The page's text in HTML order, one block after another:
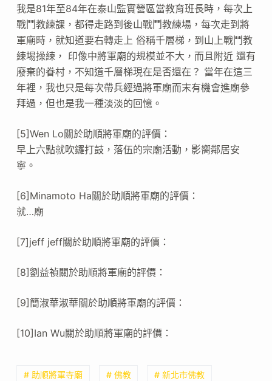
我是81年至84年在泰山監實營區當教育班長時，每次上
戰鬥教練課，都得走路到後山戰鬥教練場，每次走到將
軍廟時，就知道要右轉走上 俗稱千層梯，到山上戰鬥教
練埸操練， 印像中將軍廟的規模並不大，而且附近 還有
廢棄的眷村，不知道千層梯現在是否還在？ 當年在這三
年裡，我也只是每次帶兵經過將軍廟而末有機會進廟參
拜過，但也是我一種淡淡的回憶。
[5]Wen Lo關於助順將軍廟的評價：
早上六點就吹鑼打鼓，落伍的宗廟活動，影嚮鄰居安
寧。
[6]Minamoto Ha關於助順將軍廟的評價：
就…廟
[7]jeff jeff關於助順將軍廟的評價：
[8]劉益禎關於助順將軍廟的評價：
[9]簡淑華淑華關於助順將軍廟的評價：
[10]Ian Wu關於助順將軍廟的評價：
# 助順將軍寺廟 # 佛教 # 新北市佛教